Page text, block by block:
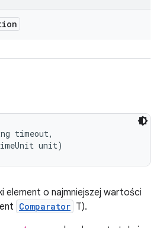
timeout,
unit)
element o najmniejszej wartości
Comparator T).